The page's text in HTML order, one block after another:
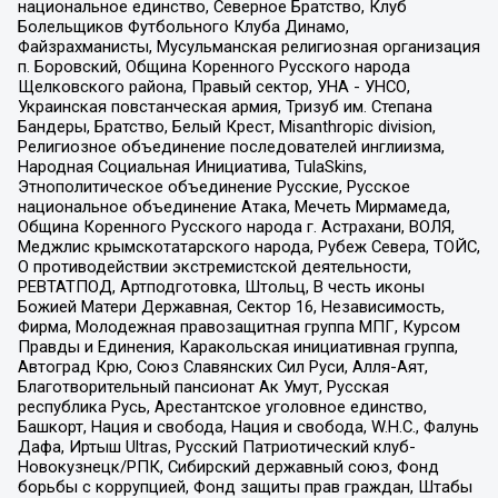
национальное единство, Северное Братство, Клуб
Болельщиков Футбольного Клуба Динамо,
Файзрахманисты, Мусульманская религиозная организация
п. Боровский, Община Коренного Русского народа
Щелковского района, Правый сектор, УНА - УНСО,
Украинская повстанческая армия, Тризуб им. Степана
Бандеры, Братство, Белый Крест, Misanthropic division,
Религиозное объединение последователей инглиизма,
Народная Социальная Инициатива, TulaSkins,
Этнополитическое объединение Русские, Русское
национальное объединение Атака, Мечеть Мирмамеда,
Община Коренного Русского народа г. Астрахани, ВОЛЯ,
Меджлис крымскотатарского народа, Рубеж Севера, ТОЙС,
О противодействии экстремистской деятельности,
РЕВТАТПОД, Артподготовка, Штольц, В честь иконы
Божией Матери Державная, Сектор 16, Независимость,
Фирма, Молодежная правозащитная группа МПГ, Курсом
Правды и Единения, Каракольская инициативная группа,
Автоград Крю, Союз Славянских Сил Руси, Алля-Аят,
Благотворительный пансионат Ак Умут, Русская
республика Русь, Арестантское уголовное единство,
Башкорт, Нация и свобода, Нация и свобода, W.H.С., Фалунь
Дафа, Иртыш Ultras, Русский Патриотический клуб-
Новокузнецк/РПК, Сибирский державный союз, Фонд
борьбы с коррупцией, Фонд защиты прав граждан, Штабы